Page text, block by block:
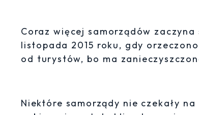
Coraz więcej samorządów
listopada 2015 roku, gdy
od turystów, bo ma
Niektóre samorządy nie czekały